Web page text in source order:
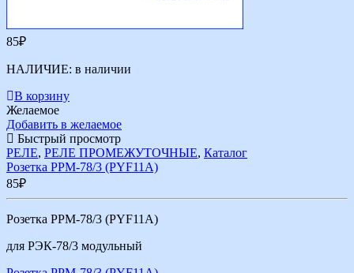
85₽
НАЛИЧИЕ: в наличии
В корзину
Желаемое
Добавить в желаемое
Быстрый просмотр
РЕЛЕ, РЕЛЕ ПРОМЕЖУТОЧНЫЕ, Каталог
Розетка РРМ-78/3 (PYF11A)
85₽
Розетка РРМ-78/3 (PYF11A)
для РЭК-78/3 модульный